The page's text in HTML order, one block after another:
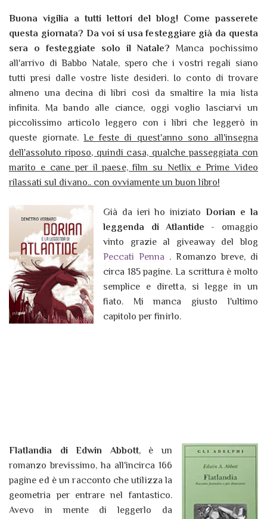
Buona vigilia a tutti lettori del blog! Come passerete
questa giornata? Da voi si usa festeggiare già da questa
sera o festeggiate solo il Natale? Manca pochissimo
all'arrivo di Babbo Natale, spero che i vostri regali siano
tutti presi dalle vostre liste desideri. Io conto di trovare
almeno una decina di libri così da smaltire la mia lista
infinita. Ma bando alle ciance, oggi voglio lasciarvi un
piccolissimo articolo leggero con i libri che leggerò in
queste giornate.Le feste di quest'anno sono all'insegna
dell'assoluto riposo, quindi casa, qualche passeggiata con
marito e cane per il paese, film su Netlix e Prime Video
rilassati sul divano.. con ovviamente un buon libro!
Già da ieri ho iniziatoDorian e la
leggenda di Atlantide - omaggio
vinto grazie al giveaway del blog
Peccati Penna . Romanzo breve, di
circa 185 pagine. La scrittura è molto
semplice e diretta, si legge in un
fiato. Mi manca giusto l'ultimo
capitolo per finirlo.
Flatlandia di Edwin Abbott, è un
romanzo brevissimo, ha all'incirca 166
pagine ed è un racconto che utilizza la
geometria per entrare nel fantastico.
Avevo in mente di leggerlo da